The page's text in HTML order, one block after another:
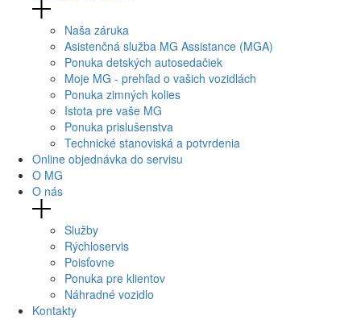
Naša záruka
Asistenčná služba MG Assistance (MGA)
Ponuka detských autosedačiek
Moje MG - prehľad o vašich vozidlách
Ponuka zimných kolies
Istota pre vaše MG
Ponuka prislušenstva
Technické stanoviská a potvrdenia
Online objednávka do servisu
O MG
O nás
Služby
Rýchloservis
Poisťovne
Ponuka pre klientov
Náhradné vozidlo
Kontakty